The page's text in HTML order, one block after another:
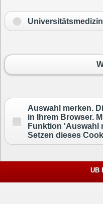
Auswahl merken.
in Ihrem Browser.
Funktion 'Auswahl
Setzen dieses
UB